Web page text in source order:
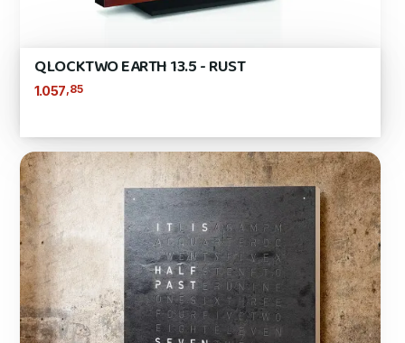
QLOCKTWO EARTH 13.5 - RUST
1.057,85